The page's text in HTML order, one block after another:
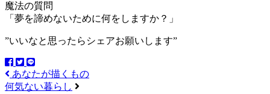
魔法の質問
「夢を諦めないために何をしますか？」
”いいなと思ったらシェアお願いします”
あなたが描くもの
何気ない暮らし